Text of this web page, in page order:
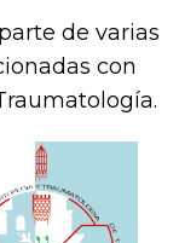
de varias
con